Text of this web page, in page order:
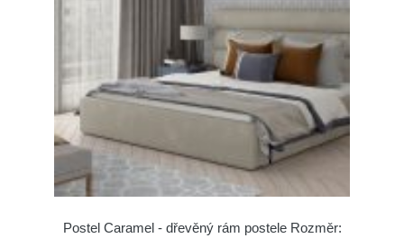
Postel Caramel - dřevěný rám postele Rozměr: